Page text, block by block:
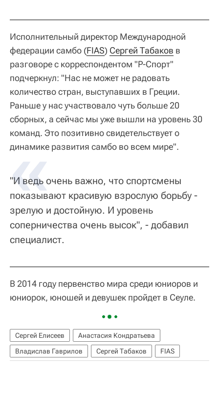
Исполнительный директор Международной
федерации самбо (FIAS) Сергей Табаков в
разговоре с корреспондентом "Р-Спорт"
подчеркнул: "Нас не может не радовать
количество стран, выступавших в Греции.
Раньше у нас участвовало чуть больше 20
сборных, а сейчас мы уже вышли на уровень 30
команд. Это позитивно свидетельствует о
динамике развития самбо во всем мире".
"И ведь очень важно, что спортсмены
показывают красивую взрослую борьбу -
зрелую и достойную. И уровень
соперничества очень высок", - добавил
специалист.
В 2014 году первенство мира среди юниоров и
юниорок, юношей и девушек пройдет в Сеуле.
Сергей Елисеев
Анастасия Кондратьева
Владислав Гаврилов
Сергей Табаков FIAS